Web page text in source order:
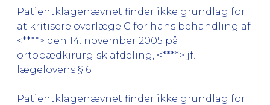
Patientklagenævnet finder ikke grundlag for
at kritisere overlæge C for hans behandling af
<****> den 14. november 2005 på
ortopædkirurgisk afdeling, <****> jf.
lægelovens § 6.
Patientklagenævnet finder ikke grundlag for